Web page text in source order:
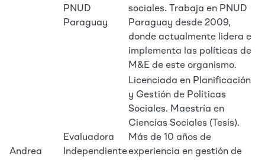
PNUD
Paraguay
sociales. Trabaja en PNUD
Paraguay desde 2009,
donde actualmente lidera e
implementa las políticas de
M&E de este organismo.
Andrea
Evaluadora
Independiente
Licenciada en Planificación
y Gestión de Políticas
Sociales. Maestría en
Ciencias Sociales (Tesis).
Más de 10 años de
experiencia en gestión de